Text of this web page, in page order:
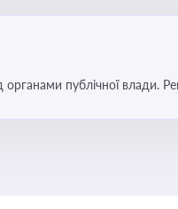
органами публічної влади.